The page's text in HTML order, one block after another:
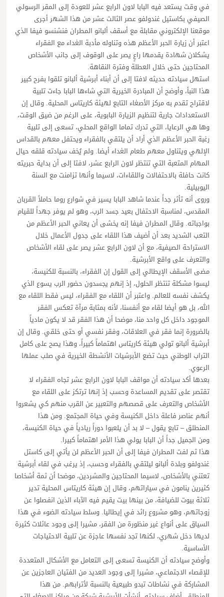
في وقت يستعد فيه البابا لاون الرابع عشر للعودة إلى المقر الرسولي
الصيفي بكاستيل غندولفو عصر الثالث عشر من هذا الشهر أجرى
موقعنا الإلكتروني مقابلة مع أسقف ألبانو المطران فنشنسو فيفا الذي
اعتبر أن زيارة الحبر الأعظم هذه وتناوله مأدبة الغداء مع الفقراء
يشكلان شهادة يقدمها راعٍ يصر على الوقوف إلى جانب الأشخاص
المحتاجين حتى خلال العطلة وفترة النقاهة.
استهل سيادته حديثه لافتا إلى أن أبناء أبرشية ألبانو تلقوا بفرح كبير
هذا النبأ، وأوضح أن المبادرة الخيرية التي شاءها البابا جاءت تلبية
لاقتراح تقدم به مركز الأصغاء التابع لهيئة كاريتاس المحلية. وقال إن
الاستعدادات جارية لتنظيم الزيارة البابوية، على الرغم من ضيق الوقت،
وها هي الرعايا، التي تدرك تماما الواقع المحلي، تسعى إلى تلبية
رغبة الحبر الأعظم الذي أراد أن يلتقي بالفقراء ويحتفل معهم بالقداس
الإلهي ويتناول معهم طعام الغداء أيضا. ولم يُخف سيادته قلقه حيال
المهام المتعبة التي تنتظر لاون الرابع عشر، لافتا إلى أن بداية حبريته
كانت حافلة بالاحتفالات واللقاءات، لاسيما وأنها تزامنت مع السنة
اليوبيلية.
وروى أنه تأثر جداً عندما شاهد البابا يسير في شوارع روما حاملاً القربان
المقدس، لمناسبة الاحتفال بعيد جسد الرب، وهو لم يوفر جهداً للقيام
بواجباته. وقال المطران فيفا إنه يخشى أن يعاني الحبر الأعظم من
التعب الشديد بعد أن أضيف هذا اللقاء على جدول الأعمال خلال
الاستراحة الصيفية، مع أن لاون الرابع عشر يصر على لقاء الأشخاص
والتعرف على واقع الأبرشية.
مضى الأسقف الإيطالي إلى القول إن الفقراء، بالنسبة للكنيسة،
ليسوا مشكلة تنتظر الحلول، إذ إنهم يجسدون حضور الرب يسوع الذي
يكشف نفسه للعالم. واعتبر أن اللقاء مع الفقراء، ليس فقط اللقاء مع
الله، بل هو أيضا لقاء مع أنفسنا، لأنه بمثابة مرآة تعكس الفقر
الموجود داخل كل واحد منا، موضحا أن هذا الفقر قد لا يكون مادياً
بالضرورة إنما فقر في العلاقات، وفقر نفسي أو حتى خلقي. وقال إن
أبرشية ألبانو تولي هيئة كاريتاس اهتماماً كبيراً، وهذا يصح على كامل
التراب الوطني حيث تضع الأبرشيات الأنشطة الخيرية في صلب عملها
الرعوي.
بعدها أكد سيادته أن مواقف البابا لاون الرابع عشر تجاه الفقراء لا
تقتصر على تقديم المساعدة وحسب إذ إنها ترتكز على اللقاء مع
الأشخاص والتعرف على قصصهم والتعبير عن القرب منهم كي يشعروا
أنهم عناصر فاعلة داخل الكنيسة وفي حياة المجتمع. ومن هذا
المنطلق – تابع يقول – لا بد أن يلعبوا دوراً ريادياً في حياة الكنيسة،
ومن الجميل جداً أن البابا يولي هذا الأمر اهتماماً كبيرا.
هذا ثم لفت المطران فيفا إلى أن الحبر الأعظم لن يأتي إلى كاستل
غندولفو وبلدة ألبانو ليلتقي بالفقراء وحسب، إذ يرغب في لقاء أبرشية
تعتني بالأشخاص، لاسيما المحتاجين والمشردين، موضحا أن ثمة أشخاصا
كثيرين ينامون في سياراتهم، وقال إن هيئة كاريتاس المحلية تدير
ثلاثة بيوت للضيافة، من بينها بيت يقيم فيه الآباء الذين انفصلوا عن
زوجاتهم، وهو مشروع رائد في إيطاليا. وسلط سيادته الضوء في هذا
السياق على أنواع غير منظورة من الفقر، مشيرا إلى وجود عائلات كثيرة
لديها دخل شهري، لكنها تجد نفسها عاجزة عن تلبية الاحتياجات
الأساسية.
وأوضح سيادته أن الكنيسة تسعى إلى التعامل مع الأشكال المتعددة
للإقصاء الاجتماعي، مشيرا إلى وجود العديد من الفتيان العاجزين عن
المشاركة في نشاطات تبدو طبيعية بالنسبة لأترابهم. من هذا